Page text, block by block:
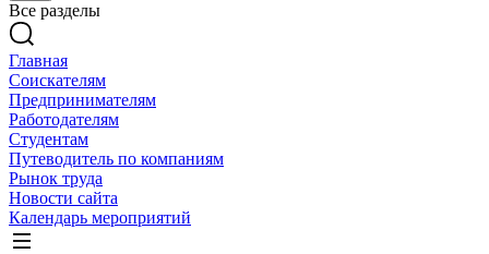
Все разделы
Главная
Соискателям
Предпринимателям
Работодателям
Студентам
Путеводитель по компаниям
Рынок труда
Новости сайта
Календарь мероприятий